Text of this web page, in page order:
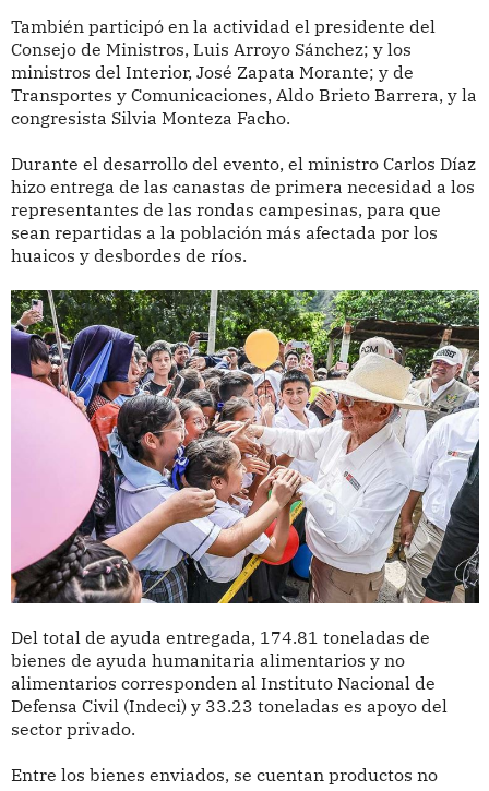
También participó en la actividad el presidente del
Consejo de Ministros, Luis Arroyo Sánchez; y los
ministros del Interior, José Zapata Morante; y de
Transportes y Comunicaciones, Aldo Brieto Barrera, y la
congresista Silvia Monteza Facho.
Durante el desarrollo del evento, el ministro Carlos Díaz
hizo entrega de las canastas de primera necesidad a los
representantes de las rondas campesinas, para que
sean repartidas a la población más afectada por los
huaicos y desbordes de ríos.
Del total de ayuda entregada, 174.81 toneladas de
bienes de ayuda humanitaria alimentarios y no
alimentarios corresponden al Instituto Nacional de
Defensa Civil (Indeci) y 33.23 toneladas es apoyo del
sector privado.
Entre los bienes enviados, se cuentan productos no